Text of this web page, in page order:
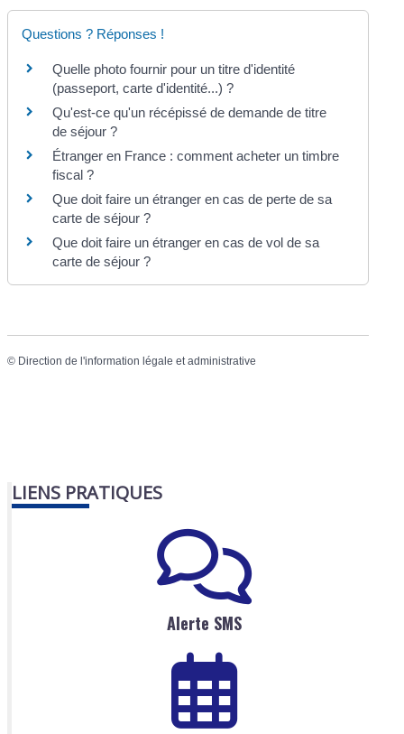
Questions ? Réponses !
Quelle photo fournir pour un titre d'identité
(passeport, carte d'identité...) ?
Qu'est-ce qu'un récépissé de demande de titre
de séjour ?
Étranger en France : comment acheter un timbre
fiscal ?
Que doit faire un étranger en cas de perte de sa
carte de séjour ?
Que doit faire un étranger en cas de vol de sa
carte de séjour ?
© Direction de l'information légale et administrative
LIENS PRATIQUES
Alerte SMS